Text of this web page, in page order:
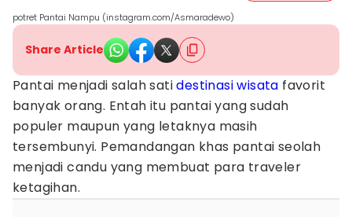
potret Pantai Nampu (instagram.com/Asmaradewo)
Share Article
Pantai menjadi salah satidestinasi wisata favorit
banyak orang. Entah itu pantai yang sudah
populer maupun yang letaknya masih
tersembunyi. Pemandangan khas pantai seolah
menjadi candu yang membuat para traveler
ketagihan.